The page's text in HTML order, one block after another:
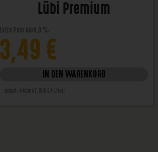
Lübi Premium
3,49 €
IN DEN WARENKORB